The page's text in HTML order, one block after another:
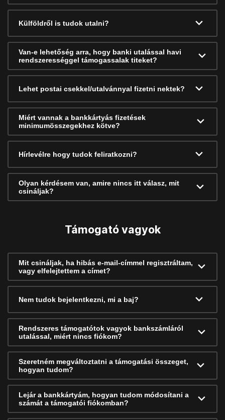
Külföldről is tudok utalni?
Van-e lehetőség arra, hogy banki utalással havi
rendszerességgel támogassalak titeket?
Lehet postai csekkel/utalvánnyal fizetni nektek?
Miért vannak a bankkártyás fizetések
minimumösszegekhez kötve?
Hírlevélre hogy tudok feliratkozni?
Olyan kérdésem van, amire nincs itt válasz, mit
csináljak?
Támogató vagyok
Mit csináljak, ha hibás e-mail-címmel regisztráltam,
vagy elfelejtettem a címet?
Nem tudok bejelentkezni, mi a baj?
Rendszeres támogatótok vagyok bankszámláról
utalással, miért nincs fiókom?
Szeretném megváltoztatni a támogatási összeget,
hogyan tudom?
Lejár a bankkártyám, hogyan tudom módosítani a
számát a támogatói fiókomban?